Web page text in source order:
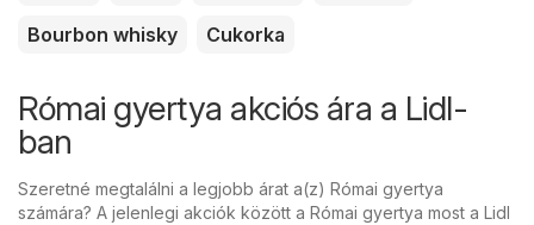
Bourbon whisky
Cukorka
Római gyertya akciós ára a Lidl-
ban
Szeretné megtalálni a legjobb árat a(z) Római gyertya
számára? A jelenlegi akciók között a Római gyertya most a Lidl